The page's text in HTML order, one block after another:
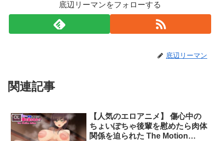
底辺リーマンをフォローする
底辺リーマン
関連記事
OL
【人気のエロアニメ】 傷心中の
ちょいぽちゃ後輩を慰めたら肉体
関係を迫られた The Motion